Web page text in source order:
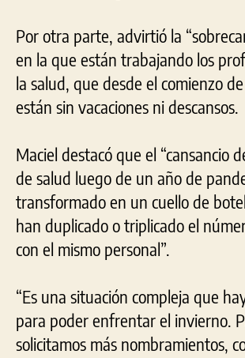
Por otra parte, advirtió la
en la que están trabajando los
la salud, que desde el comienzo
están sin vacaciones ni descansos.
Maciel destacó que el “cansancio
de salud luego de un año de
transformado en un cuello de
han duplicado o triplicado el
con el mismo personal”.
“Es una situación compleja que
para poder enfrentar el invierno.
solicitamos más nombramientos,